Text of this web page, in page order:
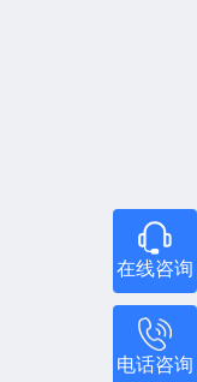
在线咨询
电话咨询